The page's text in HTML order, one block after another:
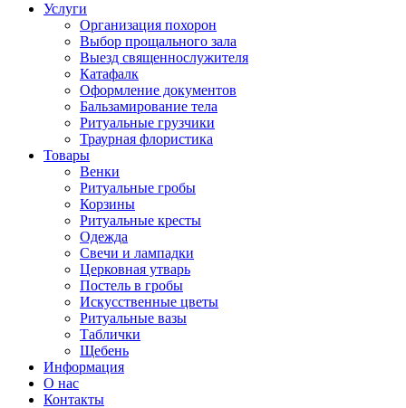
Услуги
Организация похорон
Выбор прощального зала
Выезд священнослужителя
Катафалк
Оформление документов
Бальзамирование тела
Ритуальные грузчики
Траурная флористика
Товары
Венки
Ритуальные гробы
Корзины
Ритуальные кресты
Одежда
Свечи и лампадки
Церковная утварь
Постель в гробы
Искусственные цветы
Ритуальные вазы
Таблички
Щебень
Информация
О нас
Контакты